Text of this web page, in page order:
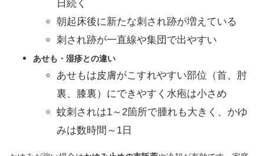
日続く
朝起床後に新たな刺され跡が増えている
刺され跡が一直線や集団で出やすい
あせも・湿疹との違い
あせもは皮膚がこすれやすい部位（首、肘
裏、膝裏）にできやすく水疱は小さめ
蚊刺されは1～2箇所で腫れも大きく、かゆ
みは数時間～1日